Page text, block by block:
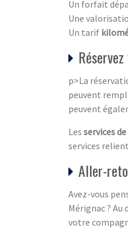
Un forfait
Une
Un tarif
p>La
peuvent
peuvent
Les services
services
Aller-
Avez-vous
Mérignac ?
votre